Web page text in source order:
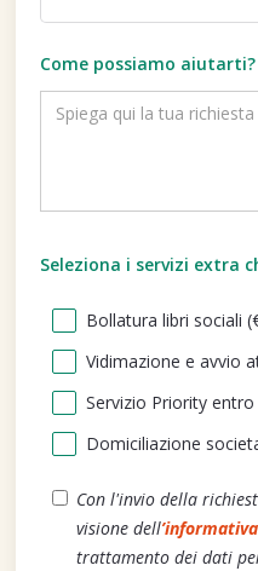
Come possiamo aiutarti?
Seleziona i servizi extra
Bollatura libri sociali
Vidimazione e avvio
Servizio Priority
Domiciliazione
Con l'invio della
visione dell
trattamento dei dati